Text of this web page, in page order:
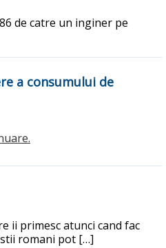
de catre un inginer pe
a consumului de
ii primesc atunci cand fac
romani pot […]